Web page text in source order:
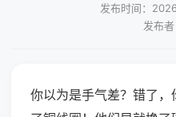
发布时间：
发布
你以为是手气差？错了